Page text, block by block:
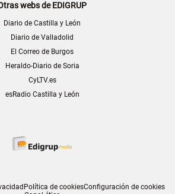
webs de EDIGRUP
Diario de Castilla y León
Diario de Valladolid
El Correo de Burgos
Heraldo-Diario de Soria
CyLTV.es
esRadio Castilla y León
Política de cookiesConfiguración de cookies